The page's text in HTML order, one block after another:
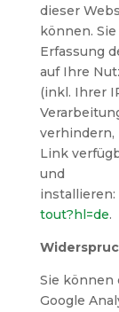
dieser
können.
Erfassung
auf Ihre
(inkl. Ihrer
verhindern,
Link
und
installieren:
tout?hl=de.
Sie können
Google